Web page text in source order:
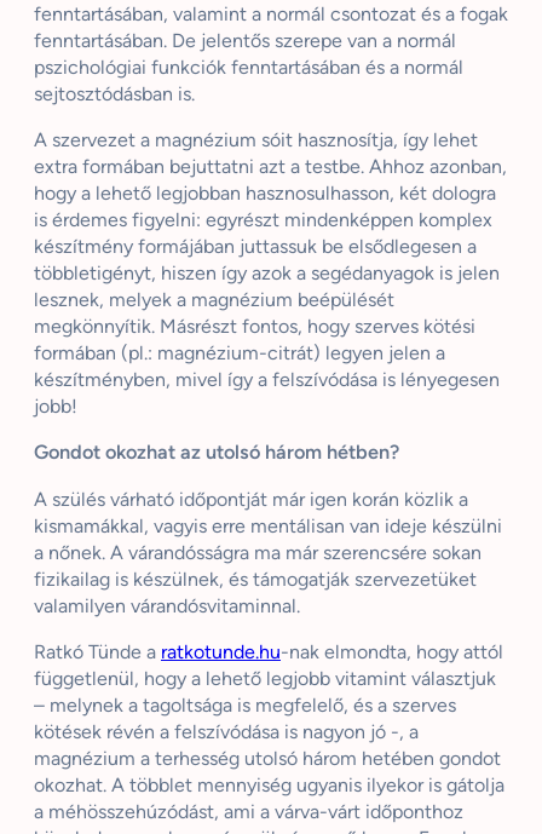
fenntartásában, valamint a normál csontozat és a fogak
fenntartásában. De jelentős szerepe van a normál
pszichológiai funkciók fenntartásában és a normál
sejtosztódásban is.
A szervezet a magnézium sóit hasznosítja, így lehet
extra formában bejuttatni azt a testbe. Ahhoz azonban,
hogy a lehető legjobban hasznosulhasson, két dologra
is érdemes figyelni: egyrészt mindenképpen komplex
készítmény formájában juttassuk be elsődlegesen a
többletigényt, hiszen így azok a segédanyagok is jelen
lesznek, melyek a magnézium beépülését
megkönnyítik. Másrészt fontos, hogy szerves kötési
formában (pl.: magnézium-citrát) legyen jelen a
készítményben, mivel így a felszívódása is lényegesen
jobb!
Gondot okozhat az utolsó három hétben?
A szülés várható időpontját már igen korán közlik a
kismamákkal, vagyis erre mentálisan van ideje készülni
a nőnek. A várandósságra ma már szerencsére sokan
fizikailag is készülnek, és támogatják szervezetüket
valamilyen várandósvitaminnal.
Ratkó Tünde a ratkotunde.hu-nak elmondta, hogy attól
függetlenül, hogy a lehető legjobb vitamint választjuk
– melynek a tagoltsága is megfelelő, és a szerves
kötések révén a felszívódása is nagyon jó -, a
magnézium a terhesség utolsó három hetében gondot
okozhat. A többlet mennyiség ugyanis ilyekor is gátolja
a méhösszehúzódást, ami a várva-várt időponthoz